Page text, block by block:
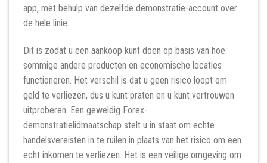
app, met behulp van dezelfde demonstratie-account over
de hele linie.
Dit is zodat u een aankoop kunt doen op basis van hoe
sommige andere producten en economische locaties
functioneren. Het verschil is dat u geen risico loopt om
geld te verliezen, dus u kunt praten en u kunt vertrouwen
uitproberen. Een geweldig Forex-
demonstratielidmaatschap stelt u in staat om echte
handelsvereisten in te ruilen in plaats van het risico om een ​​
echt inkomen te verliezen. Het is een veilige omgeving om